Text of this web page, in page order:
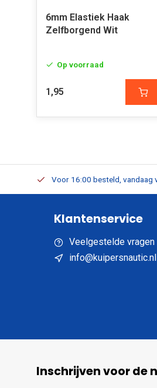
6mm Elastiek Haak
Zelfborgend Wit
Op voorraad
1,95
Voor 16:00 besteld, vandaag
Klantenservice
Veelgestelde vragen
info@kuipersnautic.nl
Inschrijven voor de